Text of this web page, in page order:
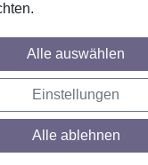
2-lfg. Platon
Alle auswählen
Einstellungen
Alle ablehnen